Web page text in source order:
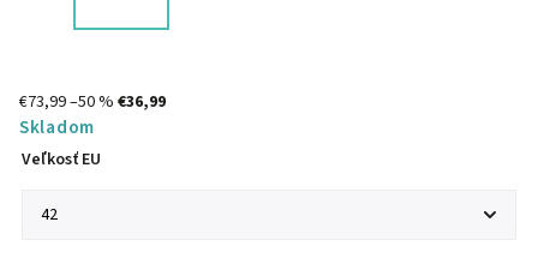
€73,99–50 % €36,99
Skladom
Veľkosť EU